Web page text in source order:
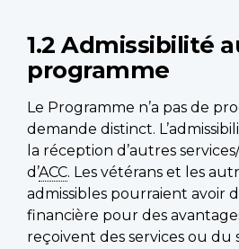
1.2 Admissibilité
programme
Le Programme n’a pas de
demande distinct.
la réception d’autres
d’ACC. Les vétérans et les
admissibles pourraient avoir
financière pour des
reçoivent des services ou du